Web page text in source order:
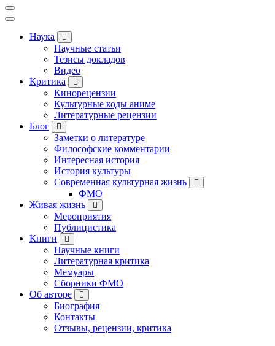
Наука
Научные статьи
Тезисы докладов
Видео
Критика
Кинорецензии
Культурные коды аниме
Литературные рецензии
Блог
Заметки о литературе
Философские комментарии
Интересная история
История культуры
Современная культурная жизнь
ФМО
Живая жизнь
Мероприятия
Публицистика
Книги
Научные книги
Литературная критика
Мемуары
Сборники ФМО
Об авторе
Биография
Контакты
Отзывы, рецензии, критика